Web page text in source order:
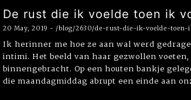
De rust die ik voelde toen ik
20 May, 2019 - /blog/2630/de-rust-die-ik-voelde-
Ik herinner me hoe ze aan wal werd
intimi. Het beeld van haar gezwollen
binnengebracht. Op een houten bankje
die maandagmiddag abrupt een einde aan